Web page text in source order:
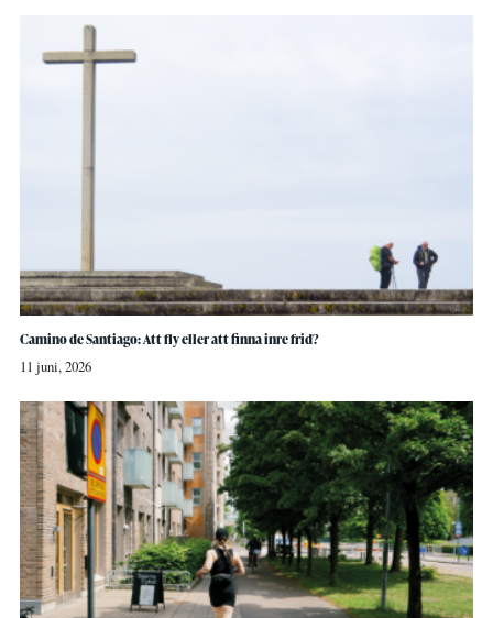
Camino de Santiago: Att fly eller att finna inre frid?
11 juni, 2026